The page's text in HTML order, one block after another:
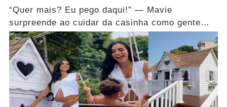
“Quer mais? Eu pego daqui!” — Mavie
surpreende ao cuidar da casinha como gente
grande… Ver mais